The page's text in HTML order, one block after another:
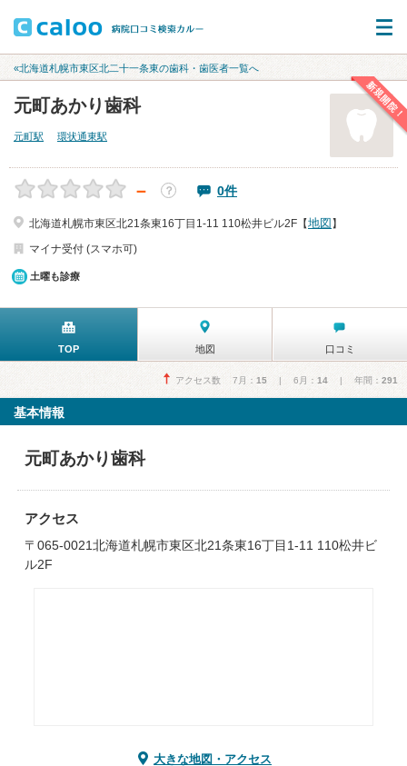
«北海道札幌市東区北二十一条東の歯科・歯医者一覧へ
新規開院！
元町あかり歯科
元町駅 環状通東駅
－ ？ 0件
北海道札幌市東区北21条東16丁目1-11 110松井ビル2F【地図 】
マイナ受付 (スマホ可)
土曜も診療
TOP 地図 口コミ
アクセス数 7月： 15 | 6月： 14 | 年間： 291
基本情報
元町あかり歯科
アクセス
〒065-0021北海道札幌市東区北21条東16丁目1-11 110松井ビ
ル2F
大きな地図・アクセス